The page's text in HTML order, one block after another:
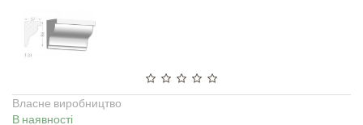
Власне виробництво
В наявності